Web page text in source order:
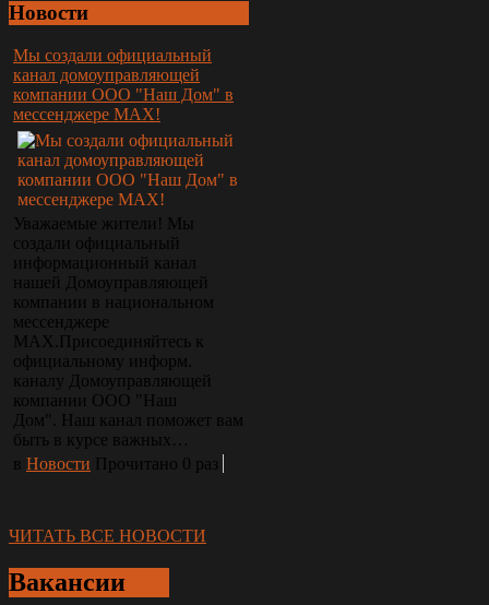
Новости
Мы создали официальный
канал домоуправляющей
компании ООО "Наш Дом" в
мессенджере МАХ!
Уважаемые жители! Мы
создали официальный
информационный канал
нашей Домоуправляющей
компании в национальном
мессенджере
МАХ.Присоединяйтесь к
официальному информ.
каналу Домоуправляющей
компании ООО "Наш
Дом". Наш канал поможет вам
быть в курсе важных…
в Новости Прочитано 0 раз
ЧИТАТЬ ВСЕ НОВОСТИ
Вакансии